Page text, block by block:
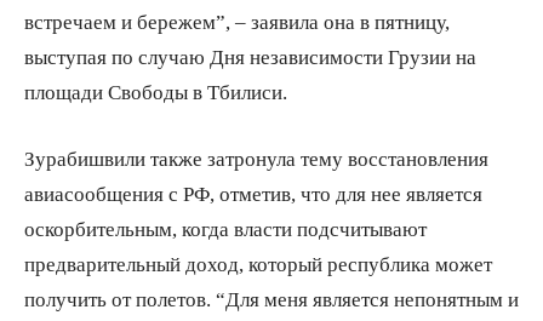
встречаем и бережем”, – заявила она в пятницу,
выступая по случаю Дня независимости Грузии на
площади Свободы в Тбилиси.
Зурабишвили также затронула тему восстановления
авиасообщения с РФ, отметив, что для нее является
оскорбительным, когда власти подсчитывают
предварительный доход, который республика может
получить от полетов. “Для меня является непонятным и